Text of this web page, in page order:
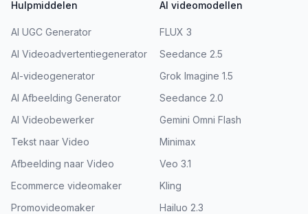
Hulpmiddelen
AI UGC Generator
AI Videoadvertentiegenerator
AI-videogenerator
AI Afbeelding Generator
AI Videobewerker
Tekst naar Video
Afbeelding naar Video
Ecommerce videomaker
Promovideomaker
AI videomodellen
FLUX 3
Seedance 2.5
Grok Imagine 1.5
Seedance 2.0
Gemini Omni Flash
Minimax
Veo 3.1
Kling
Hailuo 2.3